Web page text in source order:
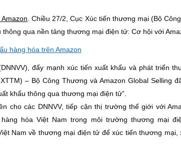
. Chiều 27/2, Cục Xúc tiến thương mại (Bộ
qua nền tảng thương mại điện tử: Cơ hội với
đẩy mạnh xúc tiến xuất khẩu và phát triển
– Bộ Công Thương và Amazon Global Selling
khẩu thông qua thương mại điện tử”.
các DNNVV, tiếp cận thị trường thế giới với
hóa Việt Nam trong môi trường thương mại
Nam về thương mại điện tử để xúc tiến thương mại,